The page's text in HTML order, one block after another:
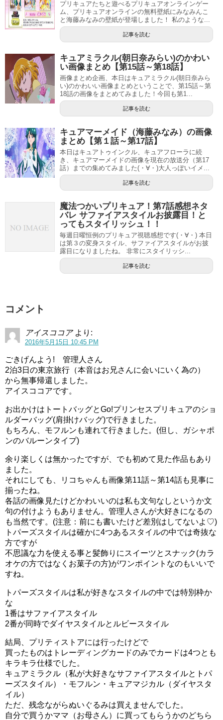
ナシマホウ界（人間界）の学校に通うことになったリコち
ゃん。
ナシマホウ界には苦手の魔法の授業がないため、このした
り顔です（笑
魔法界にいたときは、普通の勉強は学年トップなのに魔法
プリキュアたちと遊べるプリキュアオンラインゲー
ム、プリキュアオンラインの無料壁紙にみなみんこ
と海藤みなみの壁紙が登場しました！ 私のような...
記事を読む
キュアミラクル(朝日奈みらい)のかわい
い画像まとめ【第15話～第18話】
画像まとめ企画、本日はキュアミラクル(朝日奈みら
い)のかわいい画像まとめということで、第15話～第
18話の画像をまとめてみました！今回も第1...
記事を読む
キュアマーメイド（海藤みなみ）の画像
まとめ【第１話～第17話】
本日はキュアトゥインクル、キュアフローラに続
き、キュアマーメイドの画像を現在の放送分（第17
話）までの集めてみました(・∀・)大人っぽいイメ...
記事を読む
魔法つかいプリキュア！第7話感想ネタ
バレ サファイアスタイルお披露目！と
ってもスタイリッシュ！！
毎週日曜恒例のプリキュア視聴感想です(・∀・) 本日
は第３の変身スタイル、サファイアスタイルがお披
露目になりましたね。 非常にスタイリッシ...
記事を読む
コメント
アイスココア より:
2016年5月15日 10:45 PM
ごきげんよう! 管理人さん
2泊3日の東京旅行（本音はお兄さんに会いにいく為の）
から無事帰還しました。
アイスココアです。
お出かけはトートバッグとGo!プリンセスプリキュアのショ
ルダーバッグ(肩掛けバッグ)で行きました。
もちろん、モフルンも連れて行きました。(但し、ガシャポ
ンのバルーンタイプ)
余り楽しくは無かったですが、でも初めて見た作品もあり
ました。
それにしても、リコちゃんも画像第11話～第14話も見事に
揃ったね。
各話の画像見たけどかわいいのは私も文句なしというか文
句の付けようもありません。管理人さんが大好きになるの
も当然です。(注意：前にも書いたけど差別はしてないよ♡)
トパーズスタイルは確かに4つあるスタイルの中では奇抜な
方ですが
不思議な力を使える事と髪飾りにスイーツとスナック(カラ
オケの方ではなくお菓子の方)がワンポイントなのもいいで
すね。
トパーズスタイルは私が好きなスタイルの中では特別枠か
な
1番はサファイアスタイル
2番が同時でダイヤスタイルとルビースタイル
結局、プリティストアには行ったけどで
買ったものはトレーディングカードのみでカードは4つとも
キラキラ仕様でした。
キュアミラクル（私が大好きなサファイアスタイルとトパ
ーズスタイル）・モフルン・キュアマジカル（ダイヤスタ
イル）
ただ、残念ながらぬいぐるみは買えませんでした。
自分で買うかママ（お母さん）に買ってもらうかのどちら